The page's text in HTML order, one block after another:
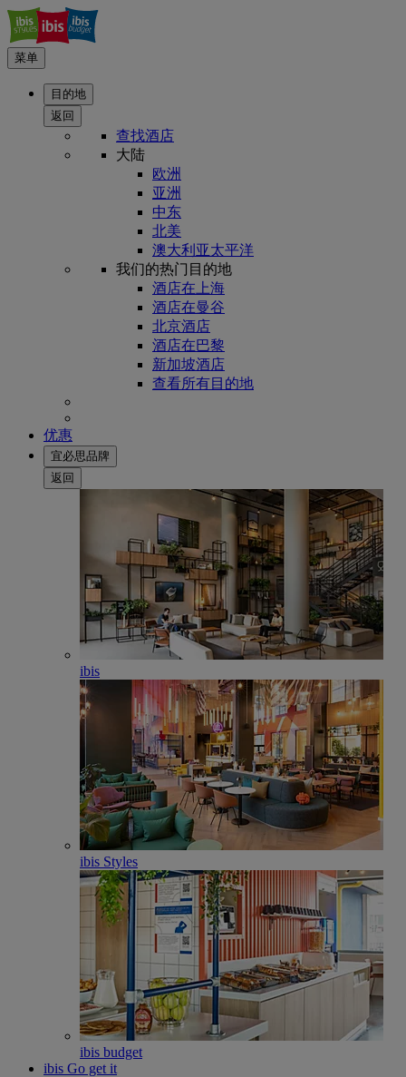
菜单
目的地
返回
查找酒店
大陆
欧洲
亚洲
中东
北美
澳大利亚太平洋
我们的热门目的地
酒店在上海
酒店在曼谷
北京酒店
酒店在巴黎
新加坡酒店
查看所有目的地
优惠
宜必思品牌
返回
ibis
ibis Styles
ibis budget
ibis Go get it